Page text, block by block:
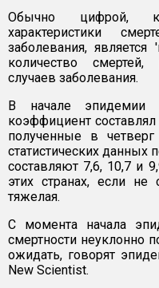
Обычно цифрой,
характеристики
заболевания,
количество
случаев заболевания.
В начале эпидемии
коэффициент
полученные в
статистических данных
составляют 7,6, 10,7 и
этих странах, если не
тяжелая.
С момента начала
смертности неуклонно
ожидать, говорят
New Scientist.